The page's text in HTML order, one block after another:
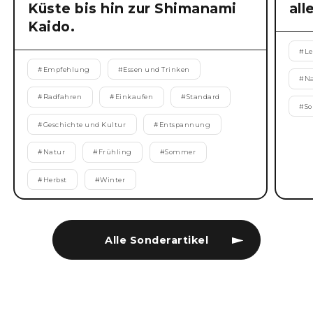
Alle Sonderartikel
Küste bis hin zur Shimanami
Kaido.
# Empfehlung #Essen und Trinken
# Radfahren # Einkaufen #Standard
#Geschichte und Kultur # Entspannung
# Natur # Frühling #Sommer
# Herbst #Winter
#
#
#